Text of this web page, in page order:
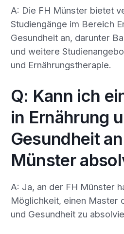
A: Die FH Münster bietet
Studiengänge im Bereich
Gesundheit an, darunter
und weitere
und Ernährungstherapie.
Q: Kann ich
in Ernährung
Gesundheit
Münster
A: Ja, an der FH Münster
Möglichkeit, einen Master
und Gesundheit zu